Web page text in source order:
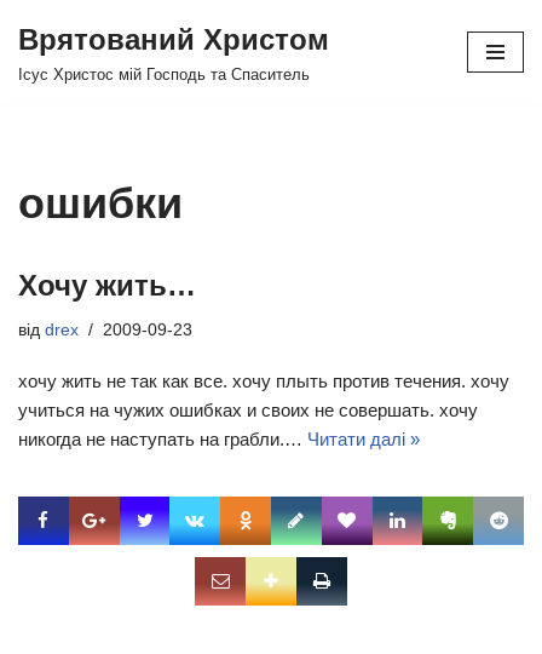
Перейти
Врятований Христом
Ісус Христос мій Господь та Спаситель
ошибки
Хочу жить…
від drex 2009-09-23
хочу жить не так как все. хочу плыть против течения. хочу
учиться на чужих ошибках и своих не совершать. хочу
никогда не наступать на грабли.… Читати далі »